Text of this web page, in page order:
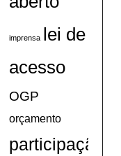
imprensa lei de
acesso
OGP
orçamento
participação